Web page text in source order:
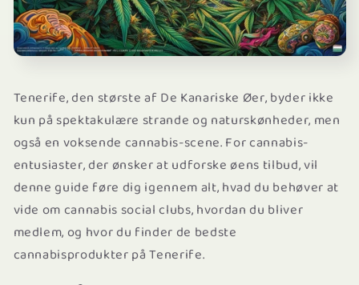
Tenerife, den største af De Kanariske Øer, byder ikke
kun på spektakulære strande og naturskønheder, men
også en voksende cannabis-scene. For cannabis-
entusiaster, der ønsker at udforske øens tilbud, vil
denne guide føre dig igennem alt, hvad du behøver at
vide om cannabis social clubs, hvordan du bliver
medlem, og hvor du finder de bedste
cannabisprodukter på Tenerife.